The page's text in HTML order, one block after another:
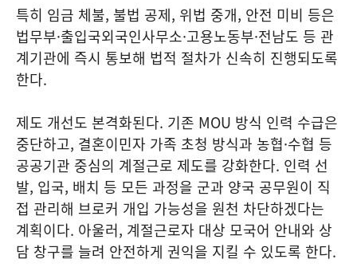
특히 임금 체불, 불법 공제, 위법 중개, 안전 미비 등은
법무부·출입국외국인사무소·고용노동부·전남도 등 관
계기관에 즉시 통보해 법적 절차가 신속히 진행되도록
한다.
제도 개선도 본격화된다. 기존 MOU 방식 인력 수급은
중단하고, 결혼이민자 가족 초청 방식과 농협·수협 등
공공기관 중심의 계절근로 제도를 강화한다. 인력 선
발, 입국, 배치 등 모든 과정을 군과 양국 공무원이 직
접 관리해 브로커 개입 가능성을 원천 차단하겠다는
계획이다. 아울러, 계절근로자 대상 모국어 안내와 상
담 창구를 늘려 안전하게 권익을 지킬 수 있도록 한다.